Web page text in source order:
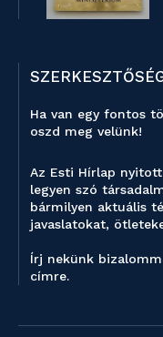
Ha van egy fontos
oszd meg velünk!
Az Esti Hírlap
legyen szó
bármilyen aktuális
javaslatokat,
Írj nekünk
címre.